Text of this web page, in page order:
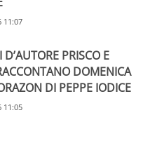
11:07
D’AUTORE PRISCO E
DOMENICA
DI PEPPE IODICE
11:05